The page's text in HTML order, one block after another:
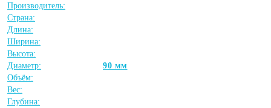
Производитель:
Страна:
Длина:
Ширина:
Высота:
Диаметр:
90 мм
Объём:
Вес:
Глубина: